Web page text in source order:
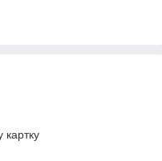
картку